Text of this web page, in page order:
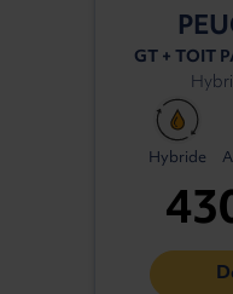
GT + TOIT
Hybride